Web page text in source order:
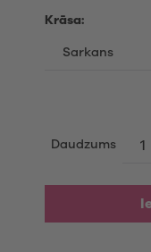
Krāsa:
Daudzums